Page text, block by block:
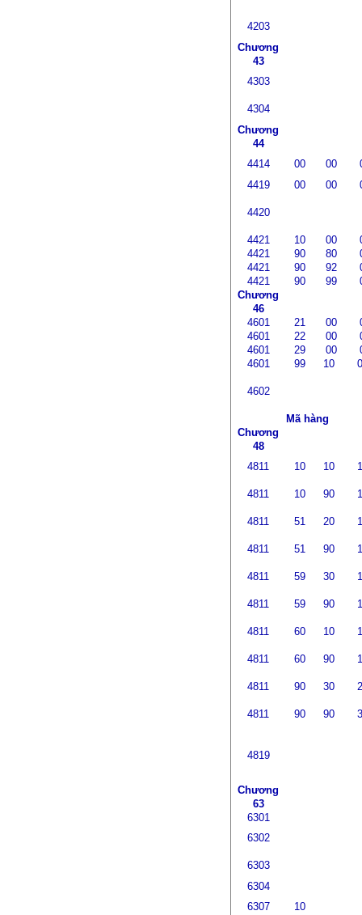
4203
Chương
43
4303
4304
Chương
44
4414
00 00
4419
00 00
4420
4421 10 00
4421
90 80
4421
90 92
4421
90 99
Chương
46
4601
21 00
4601
22 00
4601
29 00
4601
99 10
4602
Mã hàng
Chương
48
4811
10 10
4811 10 90
4811 51 20
4811 51 90
4811 59 30
4811 59 90
4811 60 10
4811 60 90
4811 90 30
4811 90 90
4819
Chương
63
6301
6302
6303
6304
6307
10